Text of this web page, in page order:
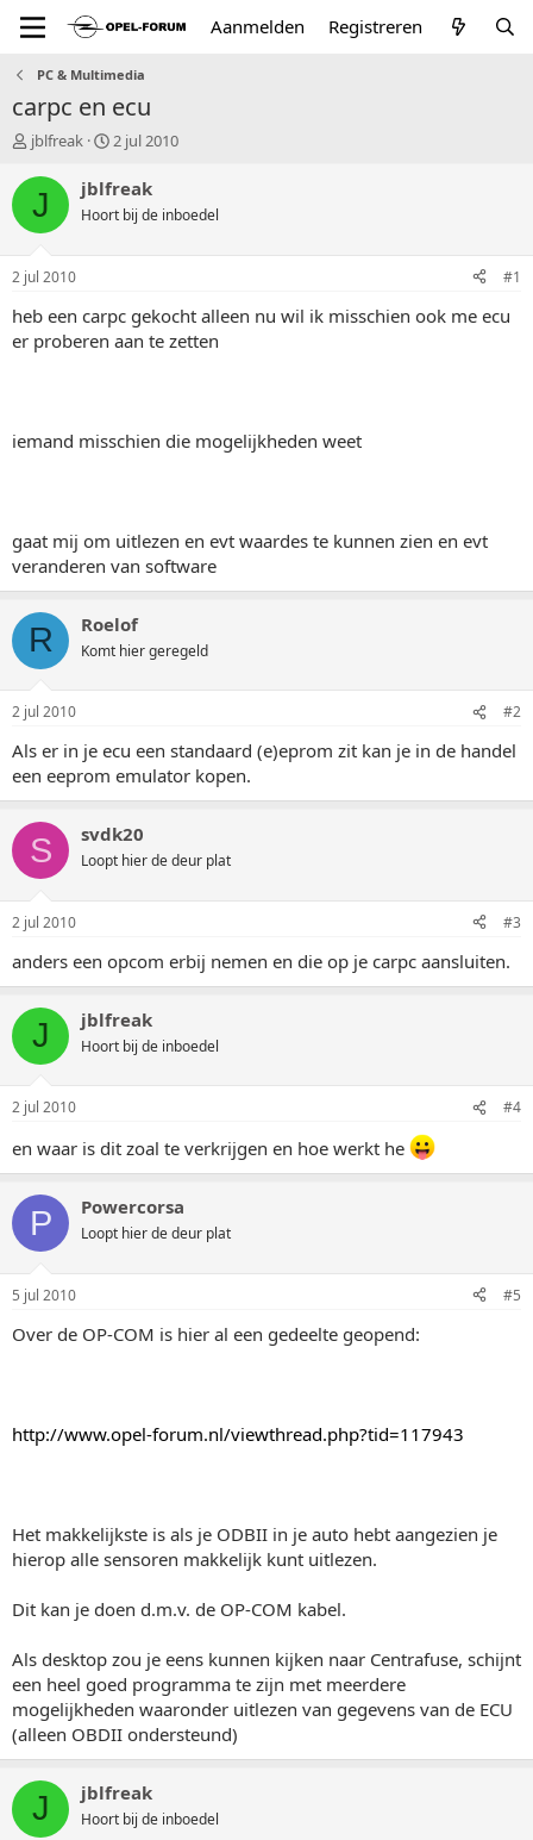
Aanmelden Registreren
PC & Multimedia
carpc en ecu
T
p
a
r
e
jblfreak
S
a
t
u
2 jul 2010
J jblfreak
Hoort bij de inboedel
2 jul 2010 #1
heb een carpc gekocht alleen nu wil ik misschien ook me ecu
er proberen aan te zetten
iemand misschien die mogelijkheden weet
gaat mij om uitlezen en evt waardes te kunnen zien en evt
veranderen van software
R Roelof
Komt hier geregeld
2 jul 2010 #2
Als er in je ecu een standaard (e)eprom zit kan je in de handel
een eeprom emulator kopen.
S svdk20
Loopt hier de deur plat
2 jul 2010 #3
anders een opcom erbij nemen en die op je carpc aansluiten.
J jblfreak
Hoort bij de inboedel
2 jul 2010 #4
en waar is dit zoal te verkrijgen en hoe werkt he
P Powercorsa
Loopt hier de deur plat
5 jul 2010 #5
Over de OP-COM is hier al een gedeelte geopend:
http://www.opel-forum.nl/viewthread.php?tid=117943
Het makkelijkste is als je ODBII in je auto hebt aangezien je
hierop alle sensoren makkelijk kunt uitlezen.
Dit kan je doen d.m.v. de OP-COM kabel.
Als desktop zou je eens kunnen kijken naar Centrafuse, schijnt
een heel goed programma te zijn met meerdere
mogelijkheden waaronder uitlezen van gegevens van de ECU
(alleen OBDII ondersteund)
J jblfreak
Hoort bij de inboedel